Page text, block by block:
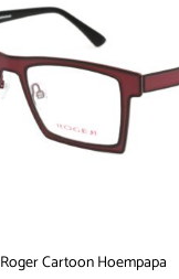
Roger Cartoon Hoempapa